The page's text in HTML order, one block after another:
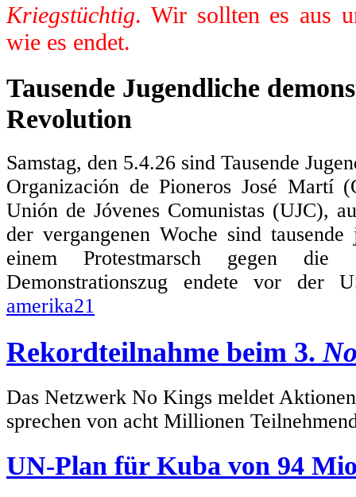
Kriegstüchtig. Wir sollten es aus
wie es endet.
Tausende Jugendliche
Revolution
Samstag, den 5.4.26 sind Tausende
Organización de Pioneros José Martí
Unión de Jóvenes Comunistas (UJC),
der vergangenen Woche sind
einem Protestmarsch gegen
Demonstrationszug endete vor der
amerika21
Rekordteilnahme beim 3.
Das Netzwerk No Kings meldet
sprechen von acht Millionen
UN-Plan für Kuba von 94